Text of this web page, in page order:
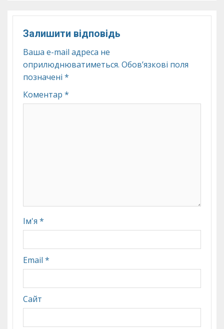
Залишити відповідь
Ваша e-mail адреса не
оприлюднюватиметься. Обов’язкові поля
позначені *
Коментар *
Ім'я *
Email *
Сайт